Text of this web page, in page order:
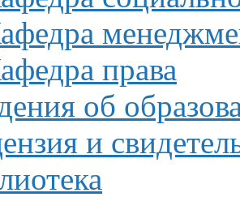
права
об
и